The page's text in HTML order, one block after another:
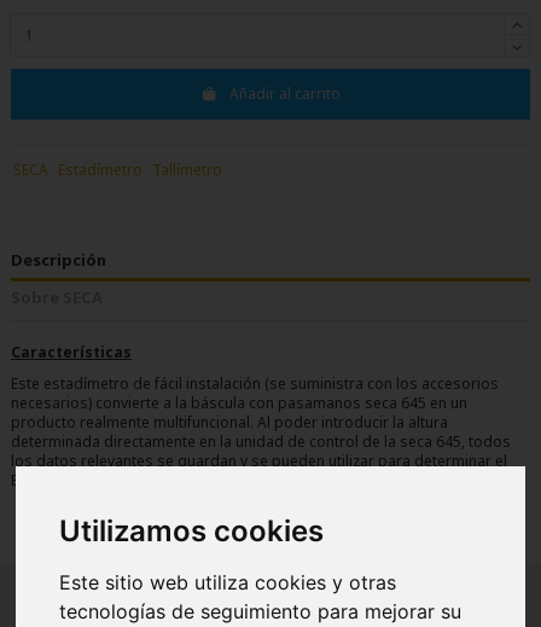
Utilizamos cookies
Este sitio web utiliza cookies y otras
tecnologías de seguimiento para mejorar su
Añadir al carrito
SECA Estadímetro Tallímetro
Descripción
Características
Este estadímetro de fácil instalación (se suministra con los accesorios
necesarios) convierte a la báscula con pasamanos seca 645 en un
producto realmente multifuncional. Al poder introducir la altura
determinada directamente en la unidad de control de la seca 645, todos
los datos relevantes se guardan y se pueden utilizar para determinar el
BMI.